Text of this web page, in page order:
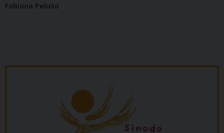
Fabiana Peluso